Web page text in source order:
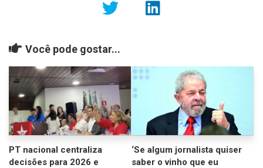
Você pode gostar...
PT nacional centraliza
decisões para 2026 e
‘Se algum jornalista quiser
saber o vinho que eu